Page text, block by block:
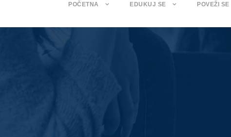
POČETNA EDUKUJ SE POVEŽI SE